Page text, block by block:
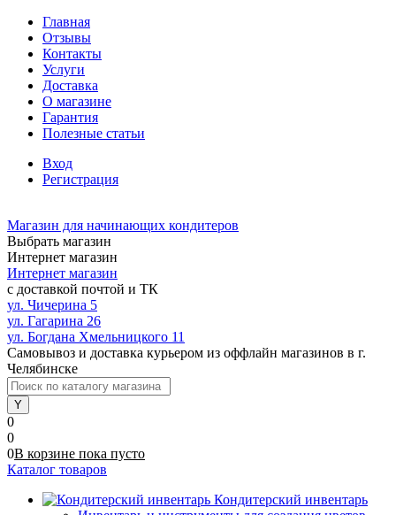
Главная
Отзывы
Контакты
Услуги
Доставка
О магазине
Гарантия
Полезные статьи
Вход
Регистрация
Магазин для начинающих кондитеров
Выбрать магазин
Интернет магазин
Интернет магазин
с доставкой почтой и ТК
ул. Чичерина 5
ул. Гагарина 26
ул. Богдана Хмельницкого 11
Самовывоз и доставка курьером из оффлайн магазинов в г.
Челябинске
0
0
0В корзине пока пусто
Каталог товаров
Кондитерский инвентарь